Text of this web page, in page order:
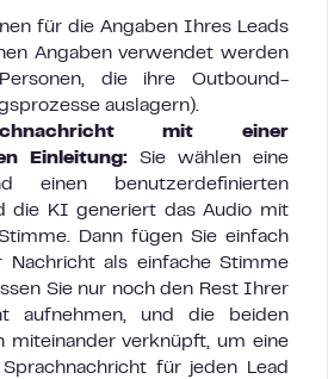
für die Angaben Ihres Leads
Angaben verwendet werden
die ihre Outbound-
auslagern).
mit einer
Einleitung: Sie wählen eine
einen benutzerdefinierten
die KI generiert das Audio mit
Dann fügen Sie einfach
als einfache Stimme
Sie nur noch den Rest Ihrer
aufnehmen, und die beiden
miteinander verknüpft, um eine
für jeden Lead